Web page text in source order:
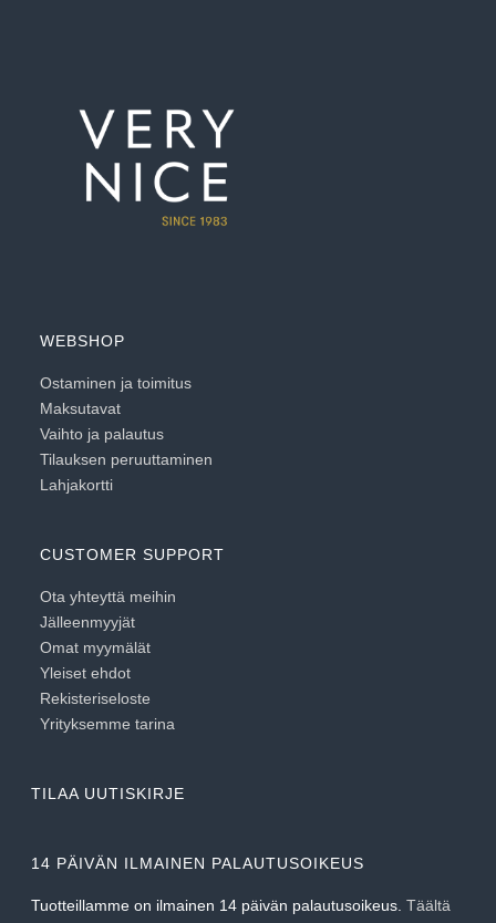
WEBSHOP
Ostaminen ja toimitus
Maksutavat
Vaihto ja palautus
Tilauksen peruuttaminen
Lahjakortti
CUSTOMER SUPPORT
Ota yhteyttä meihin
Jälleenmyyjät
Omat myymälät
Yleiset ehdot
Rekisteriseloste
Yrityksemme tarina
TILAA UUTISKIRJE
14 PÄIVÄN ILMAINEN PALAUTUSOIKEUS
Tuotteillamme on ilmainen 14 päivän palautusoikeus.Täältä